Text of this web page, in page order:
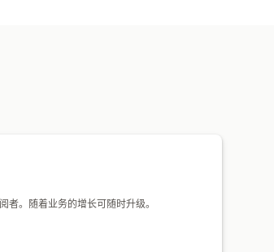
者。随着业务的增长可随时升级。